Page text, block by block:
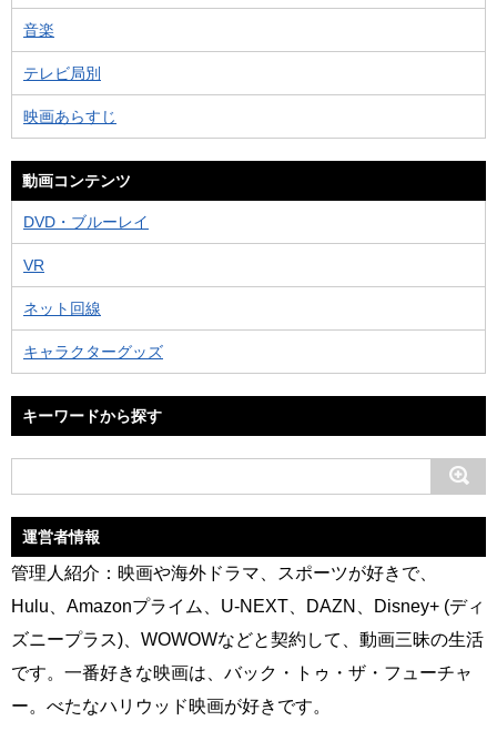
音楽
テレビ局別
映画あらすじ
動画コンテンツ
DVD・ブルーレイ
VR
ネット回線
キャラクターグッズ
キーワードから探す
運営者情報
管理人紹介：映画や海外ドラマ、スポーツが好きで、
Hulu、Amazonプライム、U-NEXT、DAZN、Disney+ (ディ
ズニープラス)、WOWOWなどと契約して、動画三昧の生活
です。一番好きな映画は、バック・トゥ・ザ・フューチャ
ー。べたなハリウッド映画が好きです。